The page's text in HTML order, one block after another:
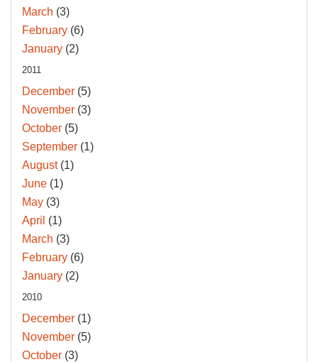
March (3)
February (6)
January (2)
2011
December (5)
November (3)
October (5)
September (1)
August(1)
June (1)
May (3)
April (1)
March (3)
February (6)
January (2)
2010
December (1)
November (5)
October (3)